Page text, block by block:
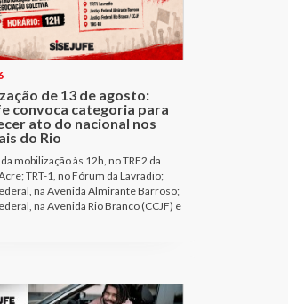
de 13 de agosto:
convoca categoria para
ato do nacional nos
do Rio
mobilização às 12h, no TRF2 da
TRT-1, no Fórum da Lavradio;
na Avenida Almirante Barroso;
na Avenida Rio Branco (CCJF) e